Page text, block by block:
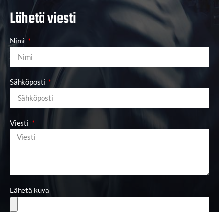
Lähetä viesti
Nimi
Sähköposti
Viesti
Lähetä kuva